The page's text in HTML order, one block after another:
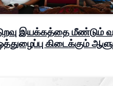
இயக்கத்தை மீண்டும்
கிடைக்கும்